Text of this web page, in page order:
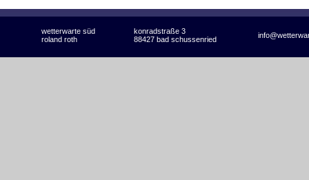
wetterwarte süd konradstraße 3
roland roth 88427 bad schussenried